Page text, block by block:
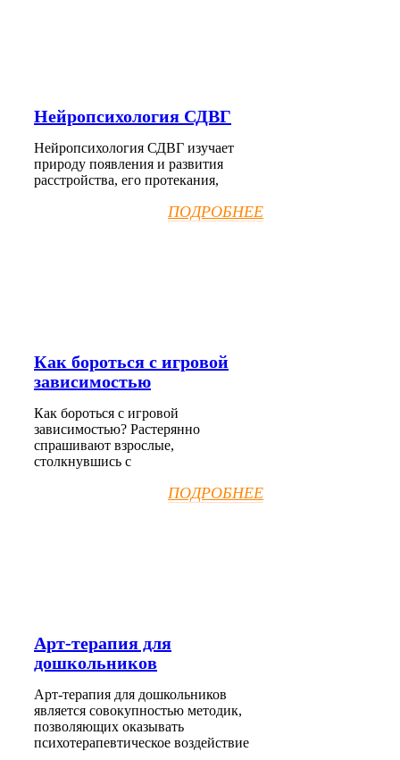
Нейропсихология СДВГ
Нейропсихология СДВГ изучает
природу появления и развития
расстройства, его протекания,
ПОДРОБНЕЕ
Как бороться с игровой
зависимостью
Как бороться с игровой
зависимостью? Растерянно
спрашивают взрослые,
столкнувшись с
ПОДРОБНЕЕ
Арт-терапия для
дошкольников
Арт-терапия для дошкольников
является совокупностью методик,
позволяющих оказывать
психотерапевтическое воздействие